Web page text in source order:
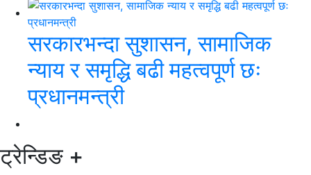
सरकारभन्दा सुशासन, सामाजिक
न्याय र समृद्धि बढी महत्वपूर्ण छः
प्रधानमन्त्री
ट्रेन्डिङ +